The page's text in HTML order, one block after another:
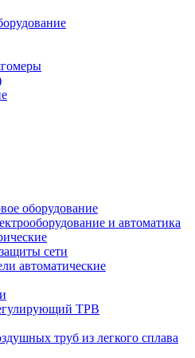
оборудование
и автоматика
сети
автоматические
ТРВ
труб из легкого сплава